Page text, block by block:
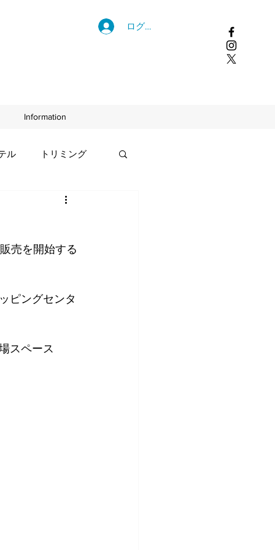
ログイン
Information
ル トリミング
売を開始する
ピングセンタ
スペース